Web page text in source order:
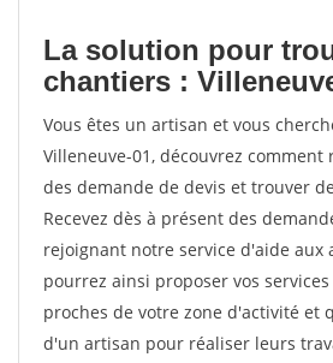
La solution pour
chantiers :
Vous êtes un artisan et vous
Villeneuve-01, découvrez
des demande de devis et trouver
Recevez dès à présent des
rejoignant notre service d'aide aux
pourrez ainsi proposer vos
proches de votre zone d'activité et
d'un artisan pour réaliser leurs